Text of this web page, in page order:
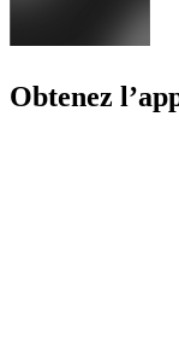
Obtenez